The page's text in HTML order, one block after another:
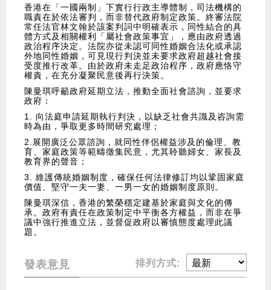
香港在「一國兩制」下實行行政主導體制，司法機構的
職責在於依法審判，而非替代政府制定政策。終審法院
常任法官林文翰於該案判詞中明確表示，同性結合的具
體方式及相關權利「屬社會政策事宜」，應由政府透過
政治程序決定。法院亦從未認可同性婚姻合法化或承認
外地同性婚姻，可見現行判決並未要求政府超越社會接
受度推行改革。由於政府未走足政治程序，政府應恪守
權責，在充分凝聚民意後再行決策。
陳曼琪呼籲政府延期立法，推動全面社會諮詢，並要求
政府：
1. 向法庭申請延期執行判決，以缺乏社會共識及咨詢需
時為由，爭取更多時間研究處理；
2.展開廣泛公眾諮詢，就同性伴侶權益涉及的倫理、教
育、家庭政策等範疇徵集民意，尤其聆聽婦女、家長及
教育界的聲音；
3. 維護傳統婚姻制度，確保任何法律修訂均以鞏固家庭
價值、堅守一夫一妻、一男一女的婚姻制度原則。
陳曼琪深信，香港的繁榮穩定建基於家庭與文化的傳
承。政府有責任在政策制定中平衡各方權益，而非在爭
議中強行推進立法，並督促政府以審慎態度處理此議
題。
發表意見 排列方式: